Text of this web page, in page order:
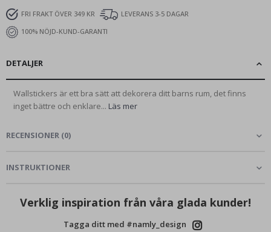
FRI FRAKT ÖVER 349 KR
LEVERANS 3-5 DAGAR
100% NÖJD-KUND-GARANTI
DETALJER
Wallstickers är ett bra sätt att dekorera ditt barns rum, det finns
inget bättre och enklare... Läs mer
RECENSIONER (0)
INSTRUKTIONER
Verklig inspiration från våra glada kunder!
Tagga ditt med #namly_design